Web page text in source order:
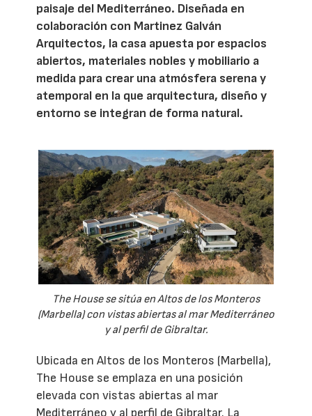
paisaje del Mediterráneo. Diseñada en
colaboración con Martinez Galván
Arquitectos, la casa apuesta por espacios
abiertos, materiales nobles y mobiliario a
medida para crear una atmósfera serena y
atemporal en la que arquitectura, diseño y
entorno se integran de forma natural.
The House se sitúa en Altos de los Monteros
(Marbella) con vistas abiertas al mar Mediterráneo
y al perfil de Gibraltar.
Ubicada en Altos de los Monteros (Marbella),
The House se emplaza en una posición
elevada con vistas abiertas al mar